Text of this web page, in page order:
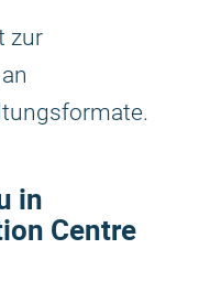
zur
in
Centre